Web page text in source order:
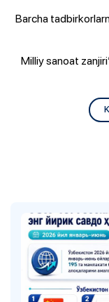
Barcha
“Milliy sanoat